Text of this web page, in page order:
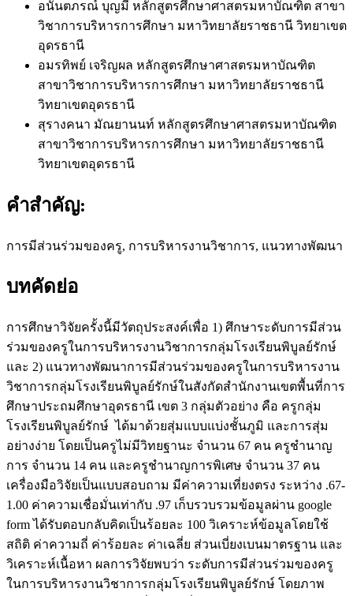
อนันตภรณ์ บุญมี หลักสูตรศึกษาศาสตรมหาบัณฑิต สาขา
วิชาการบริหารการศึกษา มหาวิทยาลัยราชธานี วิทยาเขต
อุดรธานี
อมรทิพย์ เจริญผล หลักสูตรศึกษาศาสตรมหาบัณฑิต
สาขาวิชาการบริหารการศึกษา มหาวิทยาลัยราชธานี
วิทยาเขตอุดรธานี
สุรางคนา มัณยานนท์ หลักสูตรศึกษาศาสตรมหาบัณฑิต
สาขาวิชาการบริหารการศึกษา มหาวิทยาลัยราชธานี
วิทยาเขตอุดรธานี
คำสำคัญ:
การมีส่วนร่วมของครู, การบริหารงานวิชาการ, แนวทางพัฒนา
บทคัดย่อ
การศึกษาวิจัยครั้งนี้มีวัตถุประสงค์เพื่อ 1) ศึกษาระดับการมีส่วน
ร่วมของครูในการบริหารงานวิชาการกลุ่มโรงเรียนพิบูลย์รักษ์
และ 2) แนวทางพัฒนาการมีส่วนร่วมของครูในการบริหารงาน
วิชาการกลุ่มโรงเรียนพิบูลย์รักษ์ในสังกัดสำนักงานเขตพื้นที่การ
ศึกษาประถมศึกษาอุดรธานี เขต 3 กลุ่มตัวอย่าง คือ ครูกลุ่ม
โรงเรียนพิบูลย์รักษ์ ได้มาด้วยสุ่มแบบแบ่งชั้นภูมิ และการสุ่ม
อย่างง่าย โดยเป็นครูไม่มีวิทยฐานะ จำนวน 67 คน ครูชำนาญ
การ จำนวน 14 คน และครูชำนาญการพิเศษ จำนวน 37 คน
เครื่องมือวิจัยเป็นแบบสอบถาม มีค่าความเที่ยงตรง ระหว่าง .67-
1.00 ค่าความเชื่อมั่นเท่ากับ .97 เก็บรวบรวมข้อมูลผ่าน google
form ได้รับตอบกลับคิดเป็นร้อยละ 100 วิเคราะห์ข้อมูลโดยใช้
สถิติ ค่าความถี่ ค่าร้อยละ ค่าเฉลี่ย ส่วนเบี่ยงเบนมาตรฐาน และ
วิเคราะห์เนื้อหา ผลการวิจัยพบว่า ระดับการมีส่วนร่วมของครู
ในการบริหารงานวิชาการกลุ่มโรงเรียนพิบูลย์รักษ์ โดยภาพ